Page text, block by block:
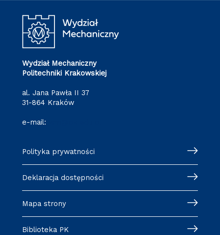
Wydział Mechaniczny
Politechniki Krakowskiej
al. Jana Pawła II 37
31-864 Kraków
e-mail:
Polityka prywatności
Deklaracja dostępności
Mapa strony
Biblioteka PK